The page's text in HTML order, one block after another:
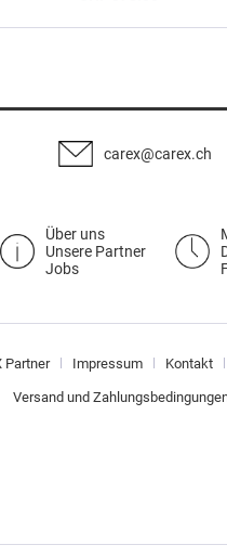
carex@carex.ch
Über uns
Unsere Partner
Jobs
Partner Impressum Kontakt
Versand und